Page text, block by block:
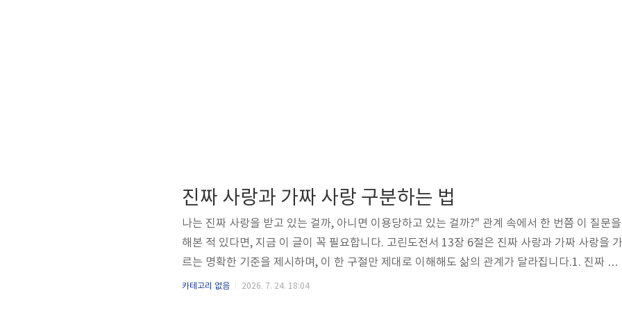
진짜 사랑과 가짜 사랑 구분하는 법
나는 진짜 사랑을 받고 있는 걸까, 아니면 이용당하고 있는 걸까?" 관계 속에서 한 번쯤 이 질문을
해본 적 있다면, 지금 이 글이 꼭 필요합니다. 고린도전서 13장 6절은 진짜 사랑과 가짜 사랑을 가
르는 명확한 기준을 제시하며, 이 한 구절만 제대로 이해해도 삶의 관계가 달라집니다.1. 진짜 사
랑과 가짜 사랑 구분하는 핵심 기준고린도전서 13장 6절은 "불의를 기뻐하지 아니하며 진리와
카테고리 없음 2026. 7. 24. 18:04